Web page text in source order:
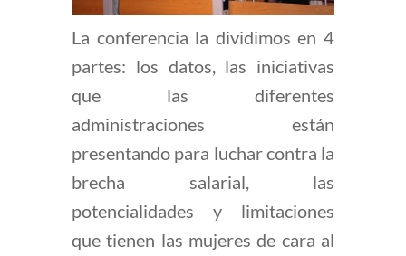
La conferencia la dividimos en 4
partes: los datos, las iniciativas
que las diferentes
administraciones están
presentando para luchar contra la
brecha salarial, las
potencialidades y limitaciones
que tienen las mujeres de cara al